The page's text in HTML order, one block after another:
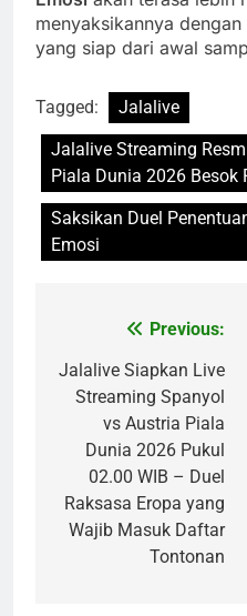
menyaksikannya
yang siap dari awal
Tagged:
Jalalive
Jalalive Streaming
Piala Dunia 2026 Besok
Saksikan Duel
Emosi
navigation
Previous:
Jalalive Siapkan Live
Streaming Spanyol
vs Austria Piala
Dunia 2026 Pukul
02.00 WIB – Duel
Raksasa Eropa yang
Wajib Masuk Daftar
Tontonan